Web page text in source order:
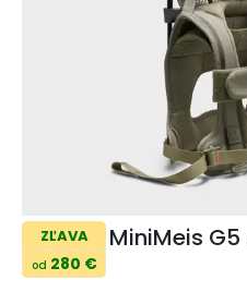
ZĽAVA
od 280 €
MiniMeis